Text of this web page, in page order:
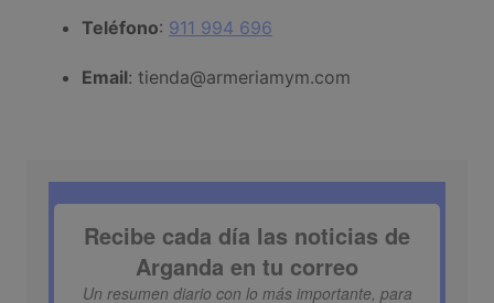
Teléfono: 911 994 696
Email: tienda@armeriamym.com